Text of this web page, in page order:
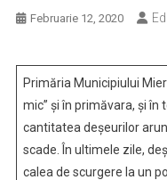
Februarie 12, 2020
Primăria Municipiului
mic” şi în primăvara, şi
cantitatea deşeurilor
scade. În ultimele zile,
calea de scurgere la un